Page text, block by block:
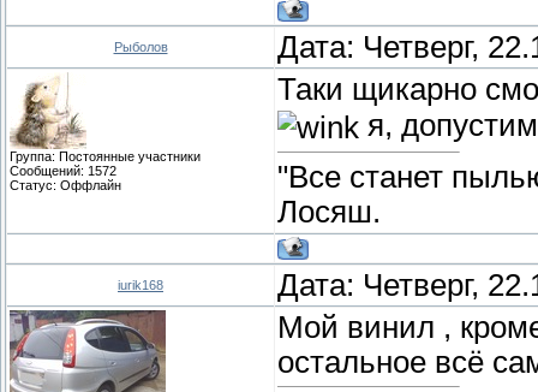
Рыболов Дата: Четверг,
Группа: Постоянные участники
Сообщений: 1572
Статус: Оффлайн
Таки щикарно
я,
"Все станет
Лосяш.
iurik168 Дата: Четверг,
Мой винил ,
остальное всё